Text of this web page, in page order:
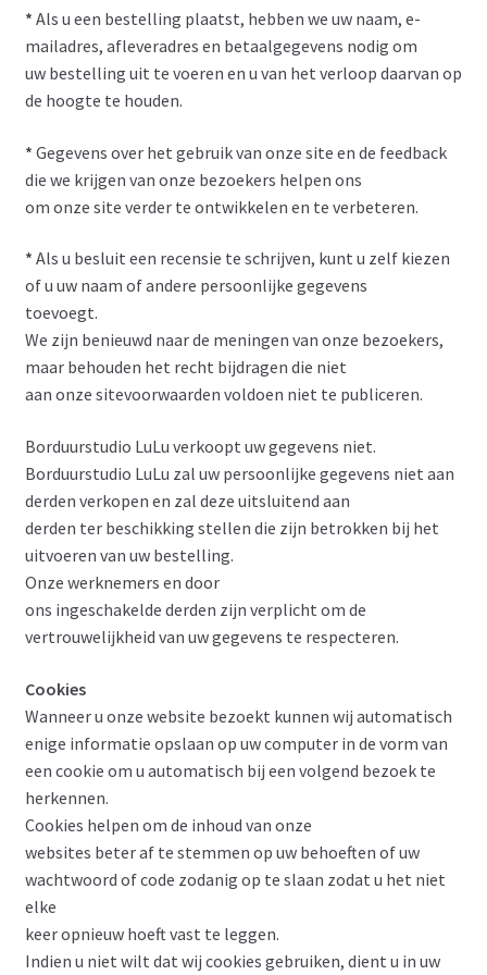
* Als u een bestelling plaatst, hebben we uw naam, e-
mailadres, afleveradres en betaalgegevens nodig om
uw bestelling uit te voeren en u van het verloop daarvan op
de hoogte te houden.
* Gegevens over het gebruik van onze site en de feedback
die we krijgen van onze bezoekers helpen ons
om onze site verder te ontwikkelen en te verbeteren.
* Als u besluit een recensie te schrijven, kunt u zelf kiezen
of u uw naam of andere persoonlijke gegevens
toevoegt.
We zijn benieuwd naar de meningen van onze bezoekers,
maar behouden het recht bijdragen die niet
aan onze sitevoorwaarden voldoen niet te publiceren.
Borduurstudio LuLu verkoopt uw gegevens niet.
Borduurstudio LuLu zal uw persoonlijke gegevens niet aan
derden verkopen en zal deze uitsluitend aan
derden ter beschikking stellen die zijn betrokken bij het
uitvoeren van uw bestelling.
Onze werknemers en door
ons ingeschakelde derden zijn verplicht om de
vertrouwelijkheid van uw gegevens te respecteren.
Cookies
Wanneer u onze website bezoekt kunnen wij automatisch
enige informatie opslaan op uw computer in de vorm van
een cookie om u automatisch bij een volgend bezoek te
herkennen.
Cookies helpen om de inhoud van onze
websites beter af te stemmen op uw behoeften of uw
wachtwoord of code zodanig op te slaan zodat u het niet
elke
keer opnieuw hoeft vast te leggen.
Indien u niet wilt dat wij cookies gebruiken, dient u in uw